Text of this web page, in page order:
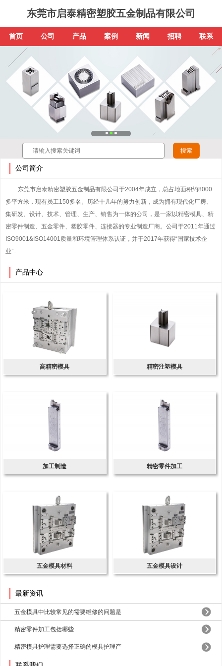
东莞市启泰精密塑胶五金制品有限公司
首页 公司 产品 案例 新闻 招聘 联系
公司简介
东莞市启泰精密塑胶五金制品有限公司于2004年成立，总占地面积约8000
多平方米，现有员工150多名。历经十几年的努力创新，成为拥有现代化厂房、
集研发、设计、技术、管理、生产、销售为一体的公司，是一家以精密模具、精
密零件制造、五金零件、塑胶零件、连接器的专业制造厂商。公司于2011年通过
ISO9001&ISO14001质量和环境管理体系认证，并于2017年获得“国家技术企
业”...
产品中心
高精密模具 精密注塑模具
加工制造 精密零件加工
五金模具材料 五金模具设计
最新资讯
五金模具中比较常见的需要维修的问题是
精密零件加工包括哪些
精密模具护理需要选择正确的模具护理产